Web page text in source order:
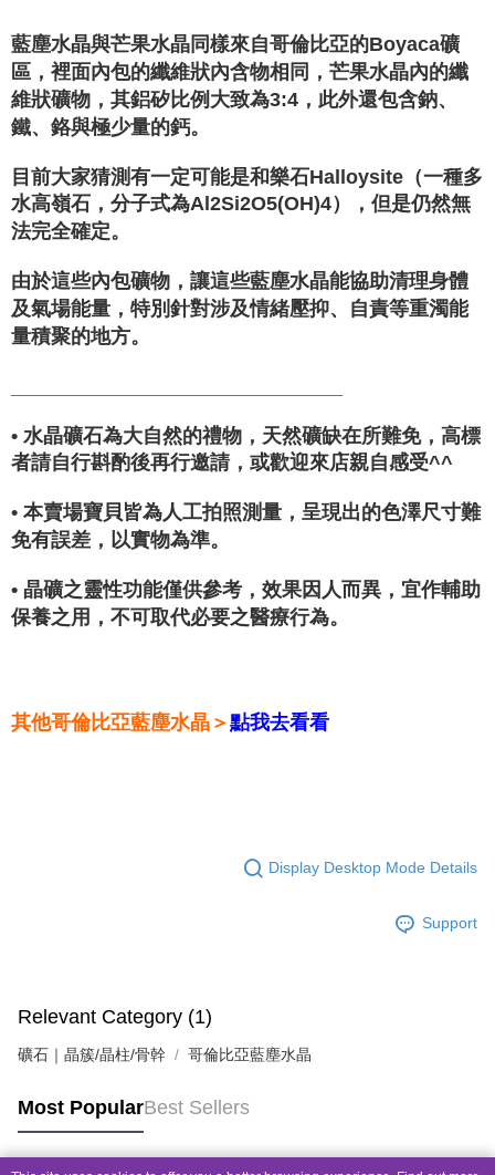
藍塵水晶與芒果水晶同樣來自哥倫比亞的Boyaca礦
區，裡面內包的纖維狀內含物相同，芒果水晶內的纖
維狀礦物，其鋁矽比例大致為3:4，此外還包含鈉、
鐵、鉻與極少量的鈣。
目前大家猜測有一定可能是和樂石Halloysite（一種多
水高嶺石，分子式為Al2Si2O5(OH)4），但是仍然無
法完全確定。
由於這些內包礦物，讓這些藍塵水晶能協助清理身體
及氣場能量，特別針對涉及情緒壓抑、自責等重濁能
量積聚的地方。
• 水晶礦石為大自然的禮物，天然礦缺在所難免，高標
者請自行斟酌後再行邀請，或歡迎來店親自感受^^
• 本賣場寶貝皆為人工拍照測量，呈現出的色澤尺寸難
免有誤差，以實物為準。
• 晶礦之靈性功能僅供參考，效果因人而異，宜作輔助
保養之用，不可取代必要之醫療行為。
其他哥倫比亞藍塵水晶＞點我去看看
Display Desktop Mode Details
Support
Relevant Category (1)
礦石｜晶簇/晶柱/骨幹 哥倫比亞藍塵水晶
Most PopularBest Sellers